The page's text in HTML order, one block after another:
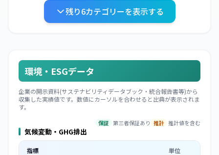
廃棄
残り6カテゴリーを表示する
環境・ESGデータ
企業の開示資料(サステナビリティデータブック・統合報告書等)から
収集した実績値です。数値にカーソルを合わせると出典が表示されま
す。
保証 第三者保証あり 推計 推計値を含む
気候変動・GHG排出
指標 単位